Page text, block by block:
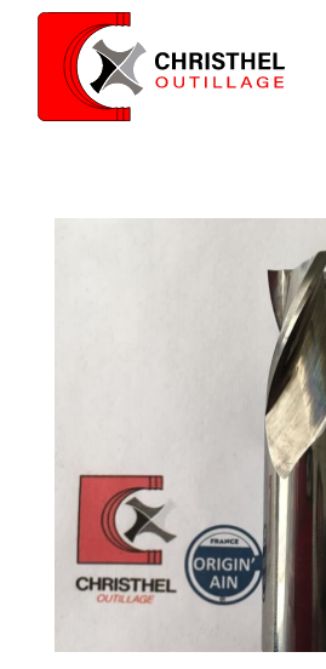
Catalogue
Contact
Panier
Devenir client